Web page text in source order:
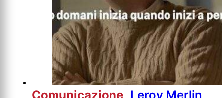
Comunicazione Leroy Merlin